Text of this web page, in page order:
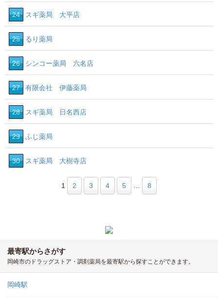
24 スギ薬局 大平店
25 るり薬局
26 シンコー薬局 六名店
27 有限会社 伊藤薬局
28 スギ薬局 日名西店
29 ふじ薬局
30 スギ薬局 大樹寺店
1 2 3 4 5 8
最寄駅からさがす
岡崎市のドラッグストア・調剤薬局を最寄駅から探すことができます。
岡崎駅